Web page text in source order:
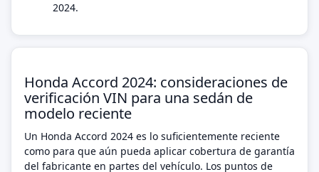
2024.
Honda Accord 2024: consideraciones de
verificación VIN para una sedán de
modelo reciente
Un Honda Accord 2024 es lo suficientemente reciente
como para que aún pueda aplicar cobertura de garantía
del fabricante en partes del vehículo. Los puntos de